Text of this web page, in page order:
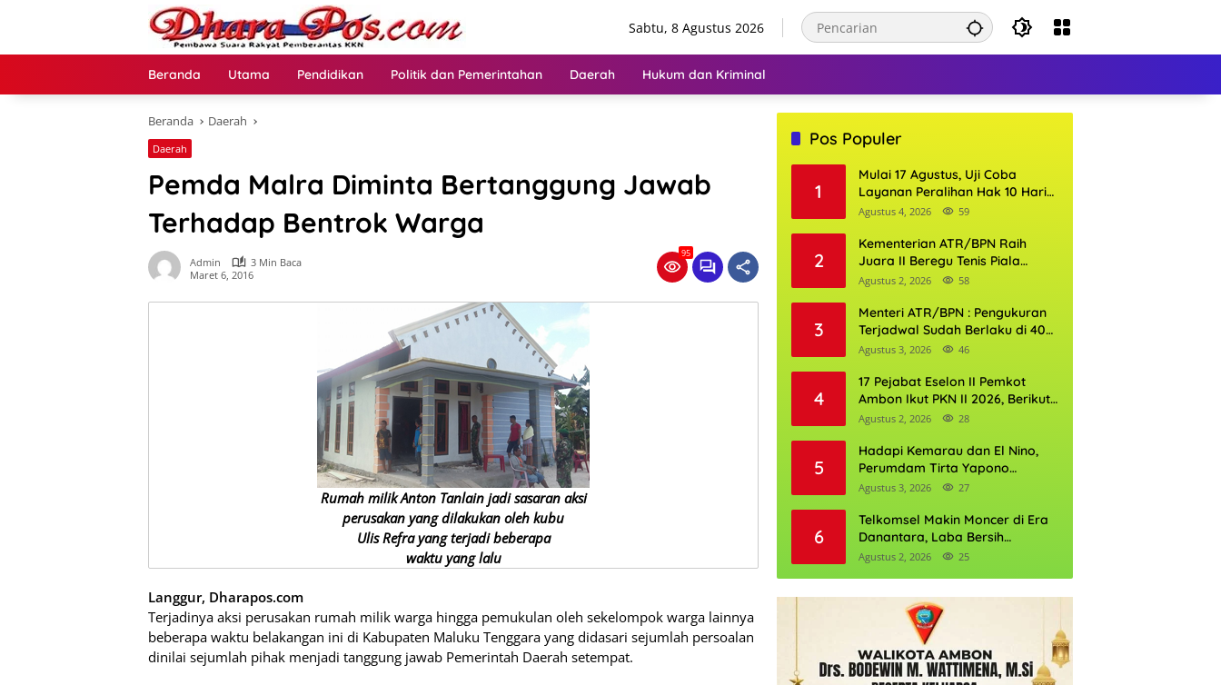
Sabtu, 8 Agustus 2026
Beranda Utama Pendidikan Politik dan Pemerintahan Daerah Hukum dan Kriminal
Beranda Daerah
Daerah
Pemda Malra Diminta Bertanggung Jawab
Terhadap Bentrok Warga
Admin
3 Min Baca
Maret 6, 2016
95
Rumah milik Anton Tanlain jadi sasaran aksi
perusakan yang dilakukan oleh kubu
Ulis Refra yang terjadi beberapa
waktu yang lalu
Langgur, Dharapos.com
Terjadinya aksi perusakan rumah milik warga hingga pemukulan oleh sekelompok warga lainnya
beberapa waktu belakangan ini di Kabupaten Maluku Tenggara yang didasari sejumlah persoalan
dinilai sejumlah pihak menjadi tanggung jawab Pemerintah Daerah setempat.
Pos Populer
1
Mulai 17 Agustus, Uji Coba
Layanan Peralihan Hak 10 Hari
di 15 Kantor Pertanahan
Agustus 4, 2026 59
2
Kementerian ATR/BPN Raih
Juara II Beregu Tenis Piala
Gubernur DKI Jakarta 2026
Agustus 2, 2026 58
3
Menteri ATR/BPN : Pengukuran
Terjadwal Sudah Berlaku di 400
Kantor Pertanahan
Agustus 3, 2026 46
4
17 Pejabat Eselon II Pemkot
Ambon Ikut PKN II 2026, Berikut
Daftarnya
Agustus 2, 2026 28
5
Hadapi Kemarau dan El Nino,
Perumdam Tirta Yapono
Perkuat Cadangan Air Ambon
Agustus 3, 2026 27
6
Telkomsel Makin Moncer di Era
Danantara, Laba Bersih
Semester I 2026 Tembus Rp10,4
Agustus 2, 2026 25